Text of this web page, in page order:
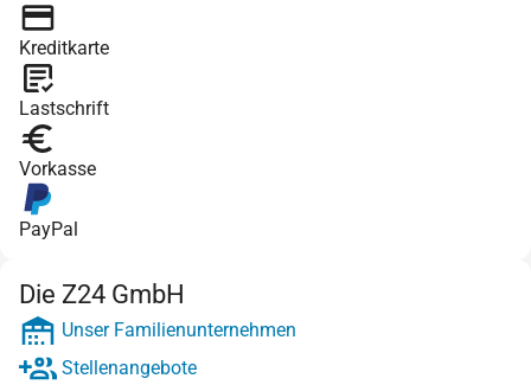
Kreditkarte
Lastschrift
Vorkasse
PayPal
Die Z24 GmbH
Unser Familienunternehmen
Stellenangebote